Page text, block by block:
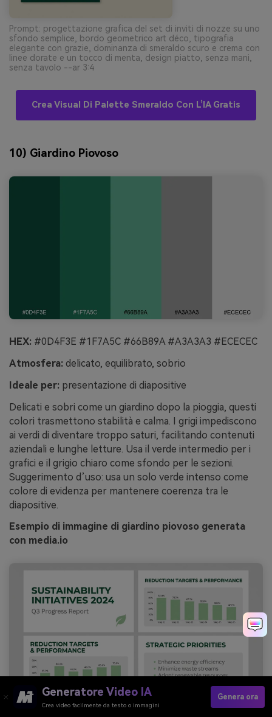
Prompt: progettazione grafica del set di inviti di nozze su uno
sfondo semplice, bordo geometrico art déco, tipografia
elegante con grazie, dominanza di smeraldo scuro e crema con
linee dorate e un tocco di menta, design piatto, senza mani,
senza tavolo --ar 3:4
Crea Visual Di Palette Smeraldo Con L’IA Gratis
10) Giardino Piovoso
HEX: #0D4F3E #1F7A5C #66B89A #A3A3A3 #ECECEC
Atmosfera: delicato, equilibrato, sobrio
Ideale per: presentazione di diapositive
Delicati e sobri come un giardino dopo la pioggia, questi
colori trasmettono stabilità e calma. I grigi impediscono
ai verdi di diventare troppo saturi, facilitando contenuti
aziendali e lunghe letture. Usa il verde intermedio per i
grafici e il grigio chiaro come sfondo per le sezioni.
Suggerimento d’uso: usa un solo verde intenso come
colore di evidenza per mantenere coerenza tra le
diapositive.
Esempio di immagine di giardino piovoso generata
con media.io
Generatore Video IA
Crea video facilmente da testo o immagini
Genera ora